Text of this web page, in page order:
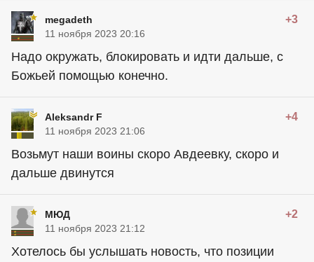
megadeth +3
11 ноября 2023 20:16
Надо окружать, блокировать и идти дальше, с
Божьей помощью конечно.
Aleksandr F +4
11 ноября 2023 21:06
Возьмут наши воины скоро Авдеевку, скоро и
дальше двинутся
МЮД +2
11 ноября 2023 21:12
Хотелось бы услышать новость, что позиции